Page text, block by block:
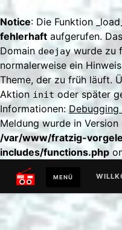
Notice: Die Funktion
fehlerhaft aufgerufen.
Domaindeejaywurde zu
normalerweise ein
Theme, der zu früh läuft.
Aktion init oder später
Informationen: Debugging
Meldung wurde in
/var/www/fratzig-
includes/functions.php
Inhalt
springen
MENÜ